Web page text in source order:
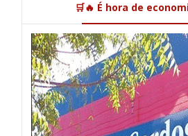
🛒🔥 É hora de